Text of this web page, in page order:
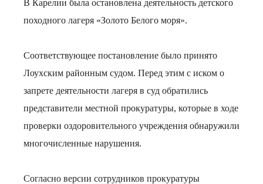
В Карелии была остановлена деятельность детского
походного лагеря «Золото Белого моря».
Соответствующее постановление было принято
Лоухским районным судом. Перед этим с иском о
запрете деятельности лагеря в суд обратились
представители местной прокуратуры, которые в ходе
проверки оздоровительного учреждения обнаружили
многочисленные нарушения.
Согласно версии сотрудников прокуратуры